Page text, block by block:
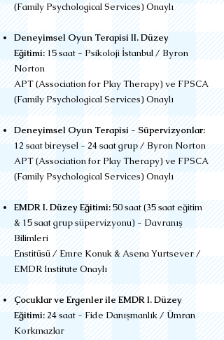
(Family Psychological Services) Onaylı
Deneyimsel Oyun Terapisi II. Düzey
Eğitimi: 15 saat - Psikoloji İstanbul / Byron
Norton
​APT (Association for Play Therapy) ve FPSCA
(Family Psychological Services) Onaylı
Deneyimsel Oyun Terapisi - Süpervizyonlar:
12 saat bireysel - 24 saat grup / Byron Norton
APT(Association for Play Therapy) ve FPSCA
(Family Psychological Services) Onaylı
EMDR I. Düzey Eğitimi:50 saat (35 saat eğitim
& 15 saat grup süpervizyonu) - Davranış
Bilimleri
Enstitüsü / Emre Konuk & Asena Yurtsever /
EMDR Institute Onaylı
Çocuklar ve Ergenler ile EMDR I. Düzey
Eğitimi: 24 saat - Fide Danışmanlık / Ümran
Korkmazlar